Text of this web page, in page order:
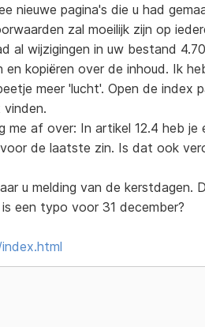
nieuwe pagina's die u had
zal moeilijk zijn op
al wijzigingen in uw bestand
en kopiëren over de inhoud. Ik
meer 'lucht'. Open de index
me af over: In artikel 12.4 heb je
de laatste zin. Is dat ook
u melding van de kerstdagen.
een typo voor 31 december?